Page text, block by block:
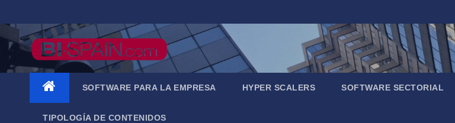
al
contenido
SOFTWARE PARA LA EMPRESA HYPER SCALERS SOFTWARE SECTORIAL
TIPOLOGÍA DE CONTENIDOS